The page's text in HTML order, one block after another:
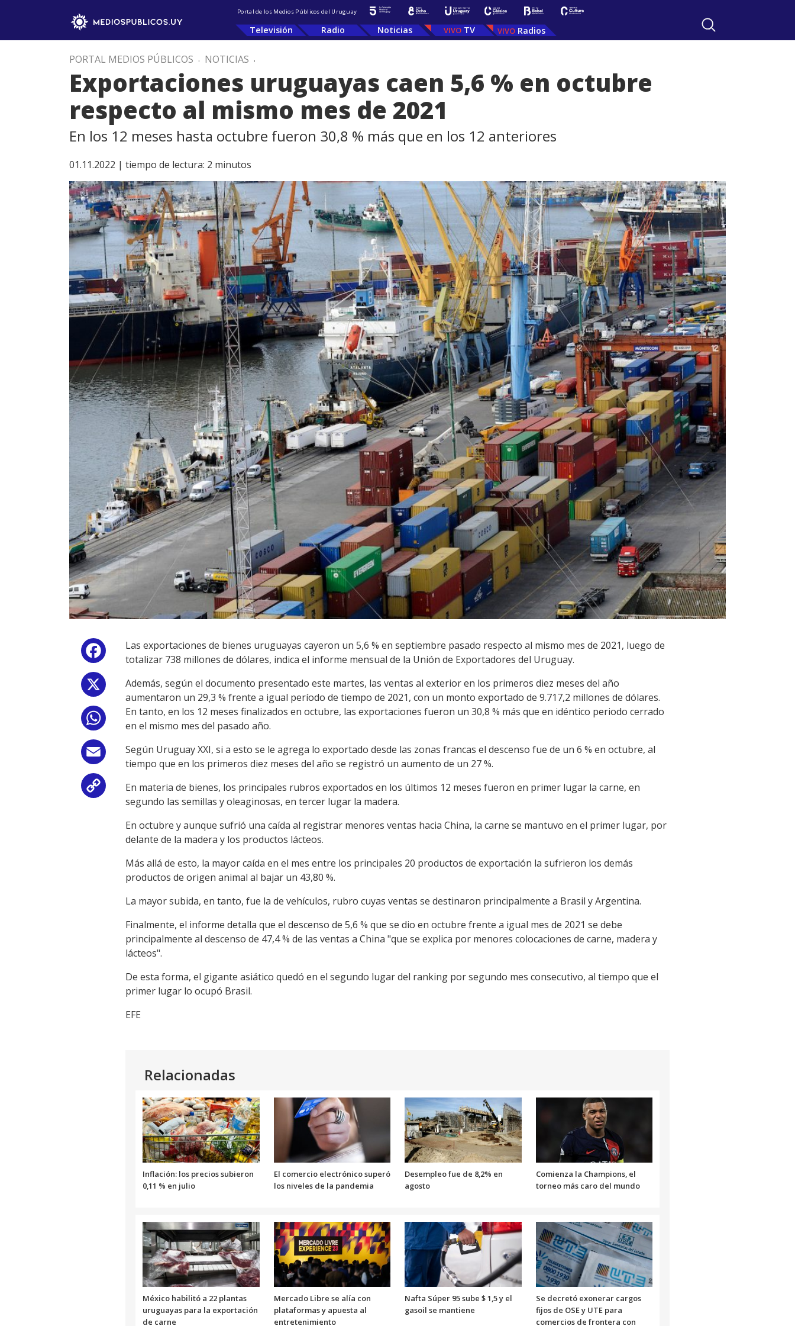
Portal de los Medios Públicos del Uruguay
Televisión Radio Noticias TV Radios
PORTAL MEDIOS PÚBLICOS . NOTICIAS .
Exportaciones uruguayas caen 5,6 % en octubre
respecto al mismo mes de 2021
En los 12 meses hasta octubre fueron 30,8 % más que en los 12 anteriores
01.11.2022 | tiempo de lectura: 2 minutos
Facebook
WhatsApp
Email
Copy
Las exportaciones de bienes uruguayas cayeron un 5,6 % en septiembre pasado respecto al mismo mes de 2021, luego de
totalizar 738 millones de dólares, indica el informe mensual de la Unión de Exportadores del Uruguay.
Además, según el documento presentado este martes, las ventas al exterior en los primeros diez meses del año
aumentaron un 29,3 % frente a igual período de tiempo de 2021, con un monto exportado de 9.717,2 millones de dólares.
En tanto, en los 12 meses finalizados en octubre, las exportaciones fueron un 30,8 % más que en idéntico periodo cerrado
en el mismo mes del pasado año.
Según Uruguay XXI, si a esto se le agrega lo exportado desde las zonas francas el descenso fue de un 6 % en octubre, al
tiempo que en los primeros diez meses del año se registró un aumento de un 27 %.
En materia de bienes, los principales rubros exportados en los últimos 12 meses fueron en primer lugar la carne, en
segundo las semillas y oleaginosas, en tercer lugar la madera.
En octubre y aunque sufrió una caída al registrar menores ventas hacia China, la carne se mantuvo en el primer lugar, por
delante de la madera y los productos lácteos.
Más allá de esto, la mayor caída en el mes entre los principales 20 productos de exportación la sufrieron los demás
productos de origen animal al bajar un 43,80 %.
La mayor subida, en tanto, fue la de vehículos, rubro cuyas ventas se destinaron principalmente a Brasil y Argentina.
Finalmente, el informe detalla que el descenso de 5,6 % que se dio en octubre frente a igual mes de 2021 se debe
principalmente al descenso de 47,4 % de las ventas a China "que se explica por menores colocaciones de carne, madera y
lácteos".
De esta forma, el gigante asiático quedó en el segundo lugar del ranking por segundo mes consecutivo, al tiempo que el
primer lugar lo ocupó Brasil.
EFE
Relacionadas
Inflación: los precios subieron
0,11 % en julio
El comercio electrónico superó
los niveles de la pandemia
Desempleo fue de 8,2% en
agosto
Comienza la Champions, el
torneo más caro del mundo
México habilitó a 22 plantas
uruguayas para la exportación
de carne
Mercado Libre se alía con
plataformas y apuesta al
entretenimiento
Nafta Súper 95 sube $ 1,5 y el
gasoil se mantiene
Se decretó exonerar cargos
fijos de OSE y UTE para
comercios de frontera con